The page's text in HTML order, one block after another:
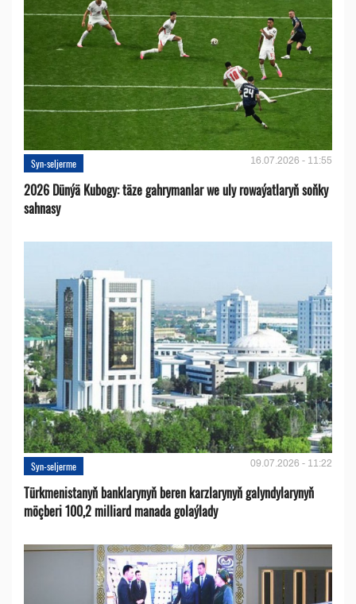
Syn-seljerme 16.07.2026 - 11:55
2026 Dünýä Kubogy: täze gahrymanlar we uly rowaýatlaryň soňky
sahnasy
Syn-seljerme 09.07.2026 - 11:22
Türkmenistanyň banklarynyň beren karzlarynyň galyndylarynyň
möçberi 100,2 milliard manada golaýlady